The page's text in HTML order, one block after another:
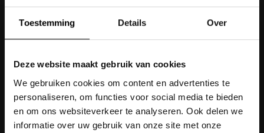
Toestemming Details Over
Deze website maakt gebruik van cookies
We gebruiken cookies om content en advertenties te
personaliseren, om functies voor social media te bieden
en om ons websiteverkeer te analyseren. Ook delen we
informatie over uw gebruik van onze site met onze
ARIA is vanaf zondag 1 september om